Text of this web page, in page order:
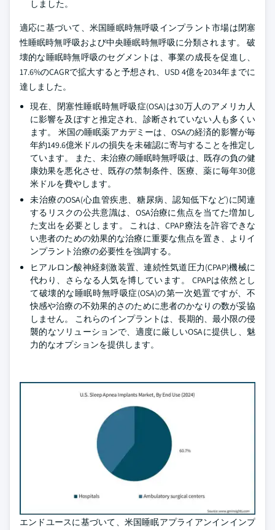
しました。
適応に基づいて、米国睡眠時無呼吸インプラント市場は閉塞
性睡眠時無呼吸および中央睡眠時無呼吸に分類されます。 破
壊的な睡眠時無呼吸のセグメントは、事業の成長を促進し、
17.6%のCAGRで拡大すると予想され、USD 4億を2034年までに
達しました。
現在、閉塞性睡眠時無呼吸症(OSA)は30万人のアメリカ人
に影響を及ぼすと推定され、診断されていない人も多くい
ます。 米国の睡眠薬アカデミーは、OSAの経済的影響が毎
年約149.6億米ドルの損失を未確認に寄与することを推定し
ています。 また、未治療の睡眠時無呼吸は、既存の負の健
康効果を悪化させ、既存の禁制条件、医療、薬に毎年30億
米ドルを費やします。
未治療のOSA(心血管疾患、糖尿病、認知低下など)に関連
するリスクの公共意識は、OSA治療に焦点を当てた増加し
た支出を必要とします。 これは、CPAP療法を許容できな
い患者のための効果的な治療に重要な焦点を置き、よりイ
ンプラント治療の必要性を強調する。
ヒアルロン酸神経刺激装置、連続性気道圧力(CPAP)機械に
代わり、さらなる人気を博しています。 CPAPは依然とし
て破壊的な睡眠時無呼吸症(OSA)の第一次処置ですが、不
快感や治療の不効果的さのために患者のかなりの数が妥協
しません。 これらのインプラントは、長期的、最小限の侵
襲的なソリューションで、適度に厳しいOSAに提供し、魅
力的なオプションを提供します。
エンドユースに基づいて、米国睡眠アプライアンインインプ